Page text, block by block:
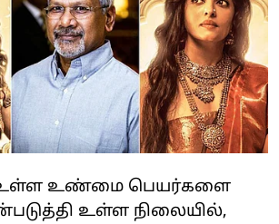
உள்ள உண்மை பெயர்களை
உள்ள நிலையில்,